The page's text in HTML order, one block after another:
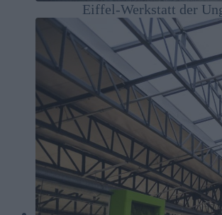
Eiffel-Werkstatt der